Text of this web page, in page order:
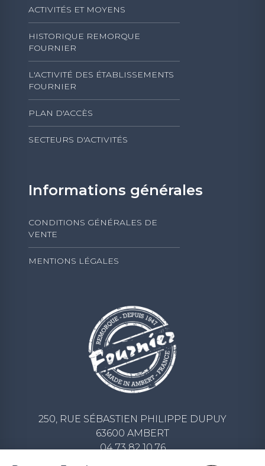
ACTIVITÉS ET MOYENS
HISTORIQUE REMORQUE
FOURNIER
L'ACTIVITÉ DES ÉTABLISSEMENTS
FOURNIER
PLAN D'ACCÈS
SECTEURS D'ACTIVITÉS
Informations générales
CONDITIONS GÉNÉRALES DE
VENTE
MENTIONS LÉGALES
250, RUE SÉBASTIEN PHILIPPE DUPUY
63600 AMBERT
04 73 82 10 76